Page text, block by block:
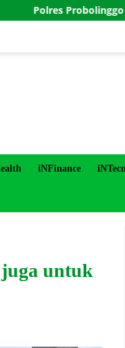
Probolinggo Terjunkan
iNFinance
untuk